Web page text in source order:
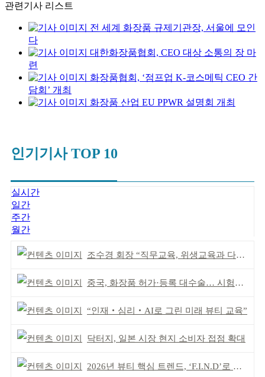
관련기사 리스트
전 세계 화장품 규제기관장, 서울에 모인
다
대한화장품협회, CEO 대상 소통의 장 마
련
화장품협회, ‘점프업 K-코스메틱 CEO 간
담회’ 개최
화장품 산업 EU PPWR 설명회 개최
인기기사 TOP 10
실시간
일간
주간
월간
조수경 회장 “직무교육, 위생교육과 다르다”
중국, 화장품 허가·등록 대수술… 시험자료 공용 허용
“인재‧심리‧AI로 그린 미래 뷰티 교육”
닥터지, 일본 시장 현지 소비자 접점 확대
2026년 뷰티 핵심 트렌드, ‘F.I.N.D’로 읽는다